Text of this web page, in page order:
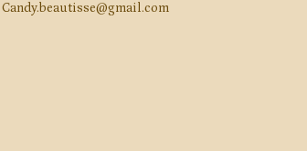
Candy.beautisse@gmail.com